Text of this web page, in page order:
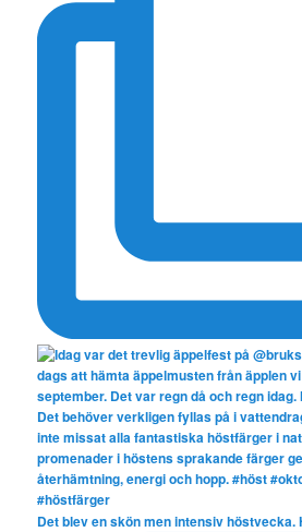
Det blev en skön men intensiv höstvecka.